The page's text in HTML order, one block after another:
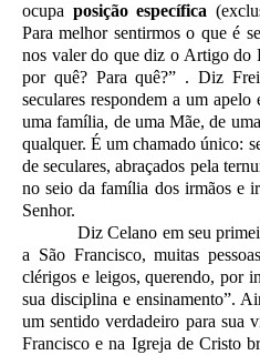
ocupa posição específica
Para melhor sentirmos o que é
nos valer do que diz o Artigo do
por quê? Para quê?” . Diz
seculares respondem a um
uma família, de uma Mãe, de
qualquer. É um chamado único:
de seculares, abraçados pela
no seio da família dos irmãos e
Senhor.
Diz Celano em seu primeiro
a São Francisco, muitas
clérigos e leigos, querendo, por
sua disciplina e ensinamento”.
um sentido verdadeiro para sua
Francisco e na Igreja de Cristo